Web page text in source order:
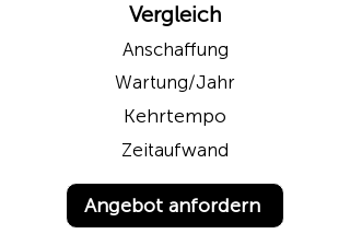
Vergleich
Anschaffung
Wartung/Jahr
Kehrtempo
Zeitaufwand
Angebot anfordern